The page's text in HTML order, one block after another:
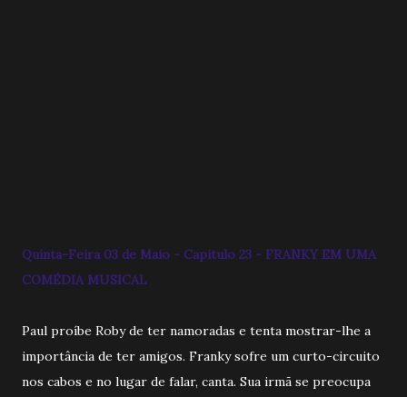
Quinta-Feira 03 de Maio - Capitulo 23 - FRANKY EM UMA
COMÉDIA MUSICAL
Paul proíbe Roby de ter namoradas e tenta mostrar-lhe a
importância de ter amigos. Franky sofre um curto-circuito
nos cabos e no lugar de falar, canta. Sua irmã se preocupa